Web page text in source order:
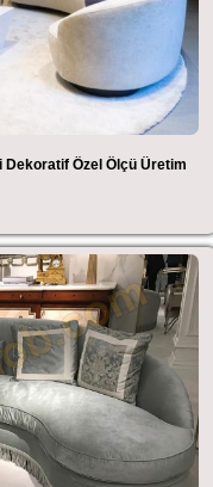
Dekoratif Özel Ölçü Üretim